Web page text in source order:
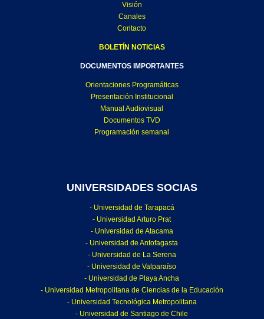
Visión
Canales
Contacto
BOLETÍN NOTICIAS
DOCUMENTOS IMPORTANTES
Orientaciones Programáticas
Presentación Institucional
Manual Audiovisual
Documentos TVD
Programación semanal
UNIVERSIDADES SOCIAS
- Universidad de Tarapacá
- Universidad Arturo Prat
- Universidad de Atacama
- Universidad de Antofagasta
- Universidad de La Serena
- Universidad de Valparaíso
- Universidad de Playa Ancha
- Universidad Metropolitana de Ciencias de la Educación
- Universidad Tecnológica Metropolitana
- Universidad de Santiago de Chile